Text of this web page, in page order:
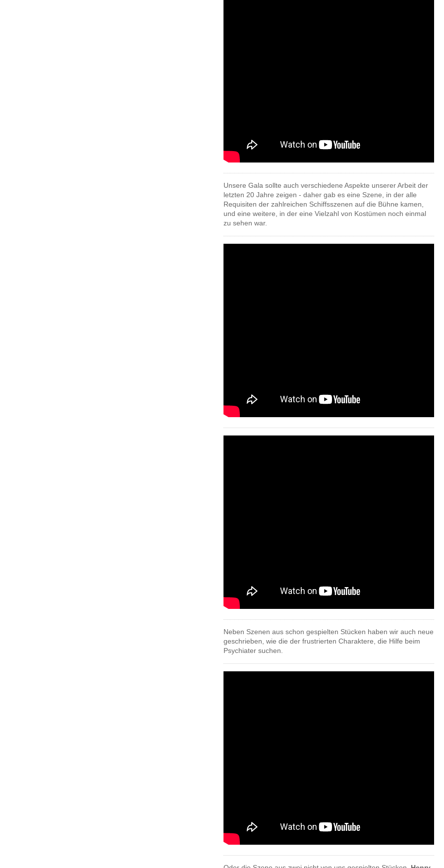
Unsere Gala sollte auch verschiedene Aspekte unserer Arbeit der
letzten 20 Jahre zeigen - daher gab es eine Szene, in der alle
Requisiten der zahlreichen Schiffsszenen auf die Bühne kamen,
und eine weitere, in der eine Vielzahl von Kostümen noch einmal
zu sehen war.
Neben Szenen aus schon gespielten Stücken haben wir auch neue
geschrieben, wie die der frustrierten Charaktere, die Hilfe beim
Psychiater suchen.